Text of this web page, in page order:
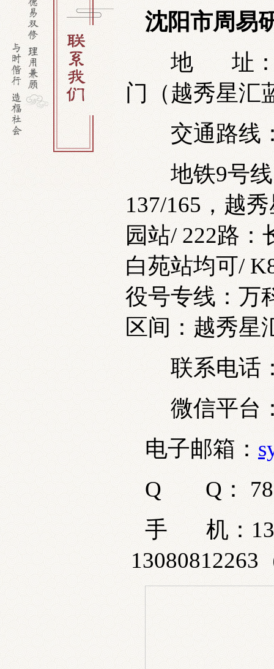
沈阳市周易
地 址：辽
门（越秀星汇
交通路线
地铁9号线
137/165，越
园站/ 222路
白苑站均可/
役号专线：万
区间：越秀星
联系电话
微信平台：
电子邮箱 ：
Q Q ：
手 机 ：
13080812263